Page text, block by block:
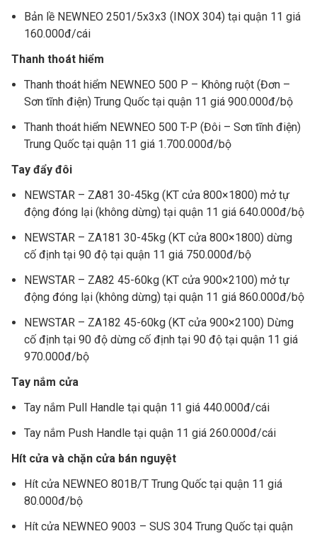
Bản lề NEWNEO 2501/5x3x3 (INOX 304) tại quận 11 giá
160.000đ/cái
Thanh thoát hiểm
Thanh thoát hiểm NEWNEO 500 P – Không ruột (Đơn –
Sơn tĩnh điện) Trung Quốc tại quận 11 giá 900.000đ/bộ
Thanh thoát hiểm NEWNEO 500 T-P (Đôi – Sơn tĩnh điện)
Trung Quốc tại quận 11 giá 1.700.000đ/bộ
Tay đẩy đôi
NEWSTAR – ZA81 30-45kg (KT cửa 800×1800) mở tự
động đóng lại (không dừng) tại quận 11 giá 640.000đ/bộ
NEWSTAR – ZA181 30-45kg (KT cửa 800×1800) dừng
cố định tại 90 độ tại quận 11 giá 750.000đ/bộ
NEWSTAR – ZA82 45-60kg (KT cửa 900×2100) mở tự
động đóng lại (không dừng) tại quận 11 giá 860.000đ/bộ
NEWSTAR – ZA182 45-60kg (KT cửa 900×2100) Dừng
cố định tại 90 độ dừng cố định tại 90 độ tại quận 11 giá
970.000đ/bộ
Tay nắm cửa
Tay nắm Pull Handle tại quận 11 giá 440.000đ/cái
Tay nắm Push Handle tại quận 11 giá 260.000đ/cái
Hít cửa và chặn cửa bán nguyệt
Hít cửa NEWNEO 801B/T Trung Quốc tại quận 11 giá
80.000đ/bộ
Hít cửa NEWNEO 9003 – SUS 304 Trung Quốc tại quận